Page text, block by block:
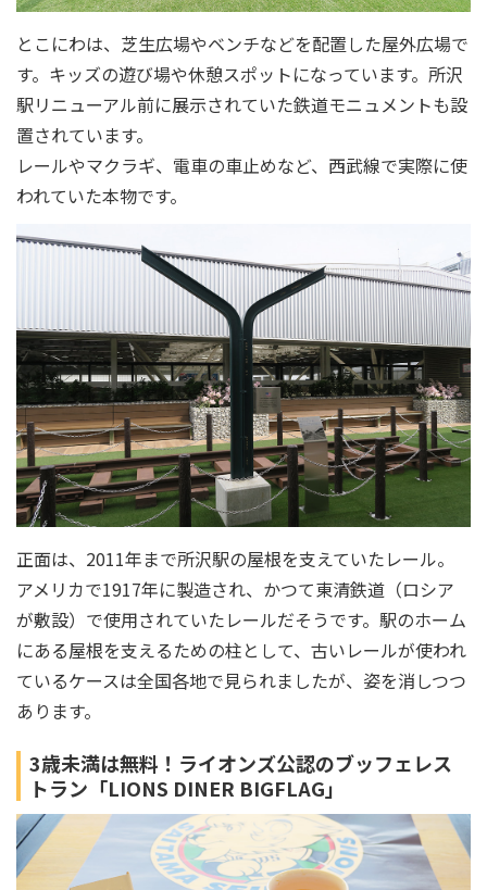
とこにわは、芝生広場やベンチなどを配置した屋外広場で
す。キッズの遊び場や休憩スポットになっています。所沢
駅リニューアル前に展示されていた鉄道モニュメントも設
置されています。
レールやマクラギ、電車の車止めなど、西武線で実際に使
われていた本物です。
正面は、2011年まで所沢駅の屋根を支えていたレール。
アメリカで1917年に製造され、かつて東清鉄道（ロシア
が敷設）で使用されていたレールだそうです。駅のホーム
にある屋根を支えるための柱として、古いレールが使われ
ているケースは全国各地で見られましたが、姿を消しつつ
あります。
3歳未満は無料！ライオンズ公認のブッフェレス
トラン「LIONS DINER BIGFLAG」